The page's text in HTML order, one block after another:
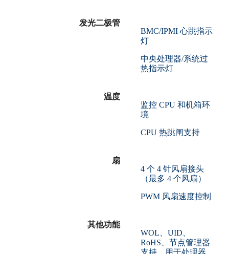
发光二极管
BMC/IPMI 心跳指示
灯
中央处理器/系统过
热指示灯
温度
监控 CPU 和机箱环
境
CPU 热跳闸支持
扇
4 个 4 针风扇接头
（最多 4 个风扇）
PWM 风扇速度控制
其他功能
WOL、UID、
RoHS、节点管理器